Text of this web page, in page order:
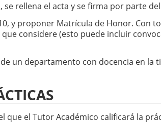
rellena el acta y se firma por parte
y proponer Matrícula de Honor. Con
considere (esto puede incluir
un departamento con docencia en
el Tutor Académico calificará la